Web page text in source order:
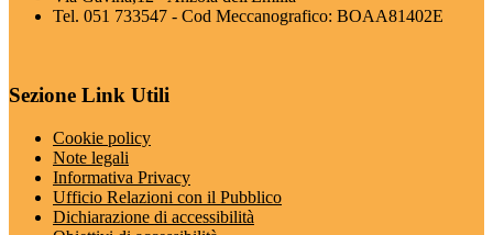
Tel. 051 733547 - Cod Meccanografico: BOAA81402E
Sezione Link Utili
Cookie policy
Note legali
Informativa Privacy
Ufficio Relazioni con il Pubblico
Dichiarazione di accessibilità